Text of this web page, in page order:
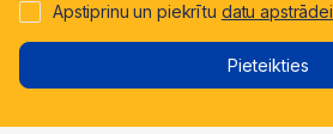
Apstiprinu un piekrītu datu apstrādei
Pieteikties